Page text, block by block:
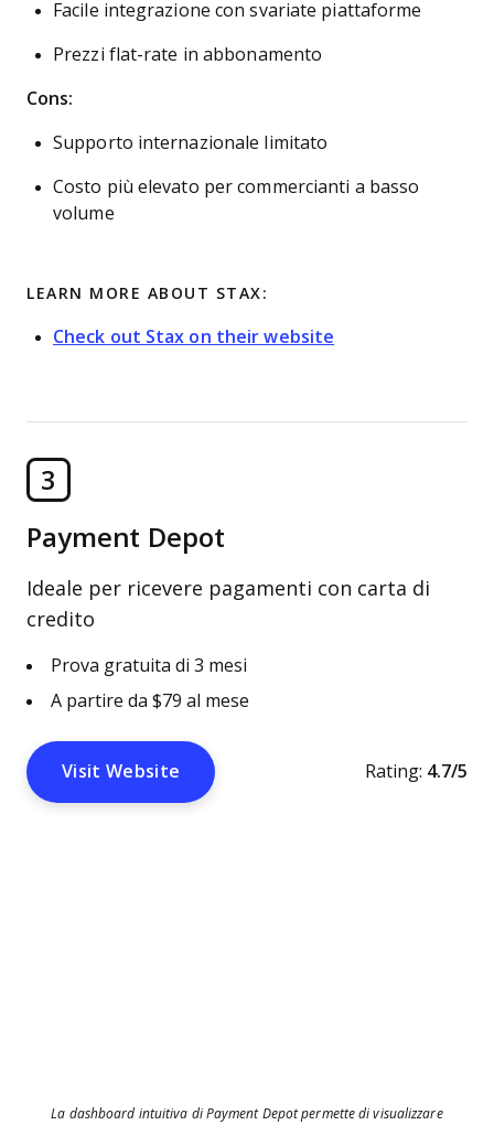
Facile integrazione con svariate piattaforme
Prezzi flat-rate in abbonamento
Cons:
Supporto internazionale limitato
Costo più elevato per commercianti a basso
volume
LEARN MORE ABOUT STAX:
Check out Stax on their website
3
Payment Depot
Ideale per ricevere pagamenti con carta di
credito
Prova gratuita di 3 mesi
A partire da $79 al mese
Visit Website Rating: 4.7/5
La dashboard intuitiva di Payment Depot permette di visualizzare